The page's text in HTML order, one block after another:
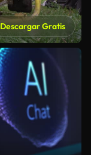
Descargar Gratis